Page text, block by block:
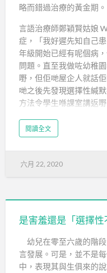
略而錯過治療的黃金期。
言語治療師鄭穎賢姑娘
症，「我好遲先知自己
年級開始已經有呢個病
問題。直至我做咗幼稚
嘢，但佢哋屋企人就話
哋之後先發現選擇性緘
方法令學生喺課室講返
病發時完全不能說話
理醫生才知道自己有選
閱讀全文
六月 22, 2020
幼兒在零至六歲的階
言發展。可是，並不是
中，表現其與生俱來的